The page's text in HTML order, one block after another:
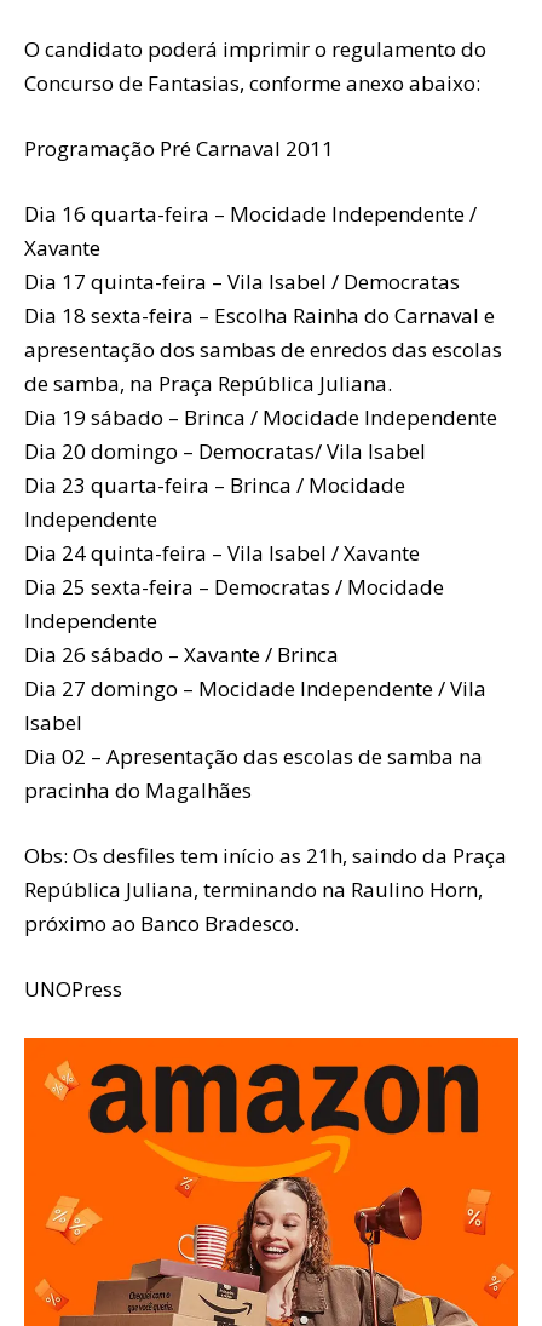
O candidato poderá imprimir o regulamento do
Concurso de Fantasias, conforme anexo abaixo:
Programação Pré Carnaval 2011
Dia 16 quarta-feira – Mocidade Independente /
Xavante
Dia 17 quinta-feira – Vila Isabel / Democratas
Dia 18 sexta-feira – Escolha Rainha do Carnaval e
apresentação dos sambas de enredos das escolas
de samba, na Praça República Juliana.
Dia 19 sábado – Brinca / Mocidade Independente
Dia 20 domingo – Democratas/ Vila Isabel
Dia 23 quarta-feira – Brinca / Mocidade
Independente
Dia 24 quinta-feira – Vila Isabel / Xavante
Dia 25 sexta-feira – Democratas / Mocidade
Independente
Dia 26 sábado – Xavante / Brinca
Dia 27 domingo – Mocidade Independente / Vila
Isabel
Dia 02 – Apresentação das escolas de samba na
pracinha do Magalhães
Obs: Os desfiles tem início as 21h, saindo da Praça
República Juliana, terminando na Raulino Horn,
próximo ao Banco Bradesco.
UNOPress